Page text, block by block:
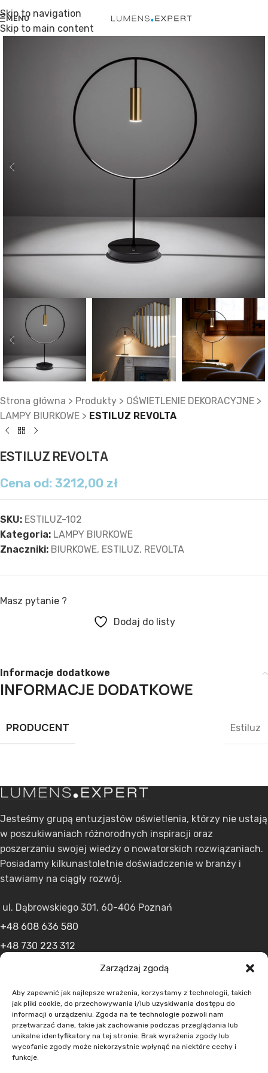
Zarządzaj zgodą
Aby zapewnić jak najlepsze wrażenia, korzystamy z technologii, takich
jak pliki cookie, do przechowywania i/lub uzyskiwania dostępu do
informacji o urządzeniu. Zgoda na te technologie pozwoli nam
przetwarzać dane, takie jak zachowanie podczas przeglądania lub
unikalne identyfikatory na tej stronie. Brak wyrażenia zgody lub
wycofanie zgody może niekorzystnie wpłynąć na niektóre cechy i
funkcje.
Skip to navigation
Skip to main content
MENU
Strona główna > Produkty > OŚWIETLENIE DEKORACYJNE >
LAMPY BIURKOWE > ESTILUZ REVOLTA
ESTILUZ REVOLTA
Cena od: 3212,00 zł
SKU: ESTILUZ-102
Kategoria: LAMPY BIURKOWE
Znaczniki: BIURKOWE, ESTILUZ, REVOLTA
Masz pytanie ?
Dodaj do listy
Informacje dodatkowe
INFORMACJE DODATKOWE
PRODUCENT Estiluz
Jesteśmy grupą entuzjastów oświetlenia, którzy nie ustają
w poszukiwaniach różnorodnych inspiracji oraz
poszerzaniu swojej wiedzy o nowatorskich rozwiązaniach.
Posiadamy kilkunastoletnie doświadczenie w branży i
stawiamy na ciągły rozwój.
ul. Dąbrowskiego 301, 60-406 Poznań
+48 608 636 580
+48 730 223 312
MENU